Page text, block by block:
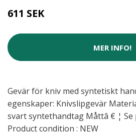
611 SEK
MER INFO!
Gevär för kniv med syntetiskt
egenskaper: Knivslipgevär
svart syntethandtag Måttâ € ¦
Product condition : NEW